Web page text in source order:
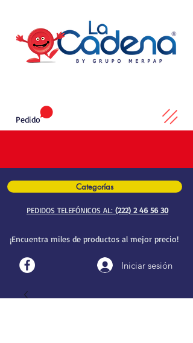
Categorías
PEDIDOS TELEFÓNICOS AL: (222) 2 46 56 30
¡Encuentra miles de productos al mejor precio!
Iniciar sesión
Pedido